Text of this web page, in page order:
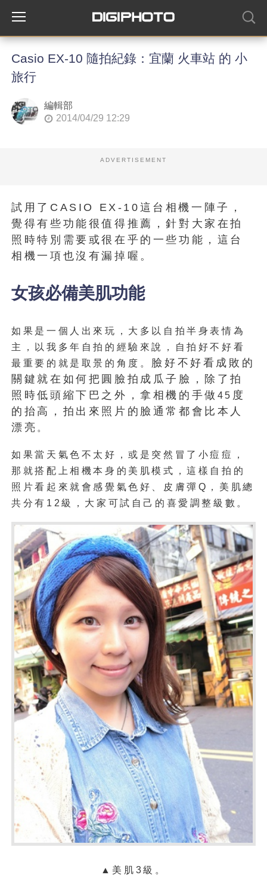
Casio EX-10 隨拍紀錄：宜蘭 火車站 的 小
旅行
編輯部
2014/04/29 12:29
ADVERTISEMENT
試用了CASIO EX-10這台相機一陣子，
覺得有些功能很值得推薦，針對大家在拍
照時特別需要或很在乎的一些功能，這台
相機一項也沒有漏掉喔。
女孩必備美肌功能
如果是一個人出來玩，大多以自拍半身表情為
主，
以我多年自拍的經驗來說，
自拍好不好看
最重要的就是取景的角度。 臉好不好看成敗的
關鍵就在如何把圓臉拍成瓜子臉，除了拍
照時低頭縮下巴之外，拿相機的手做 45 度
的抬高，拍出來照片的臉通常都會比本人
漂亮 。
如果當天氣色不太好，或是突然冒了小痘痘，
那就搭配上相機本身的美肌模式，這樣自拍的
照片看起來就會感覺氣色好、皮膚彈 Q，美肌總
共分有12級，大家可試自己的喜愛調整級數。
▲美肌 3級。